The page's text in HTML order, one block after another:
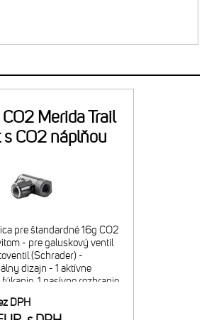
Merida Trail
s CO2 náplňou
pre štandardné 16g CO2
- pre galuskový ventil
(Schrader) -
dizajn - 1 aktívne
1 pasívne rozhranie
DPH